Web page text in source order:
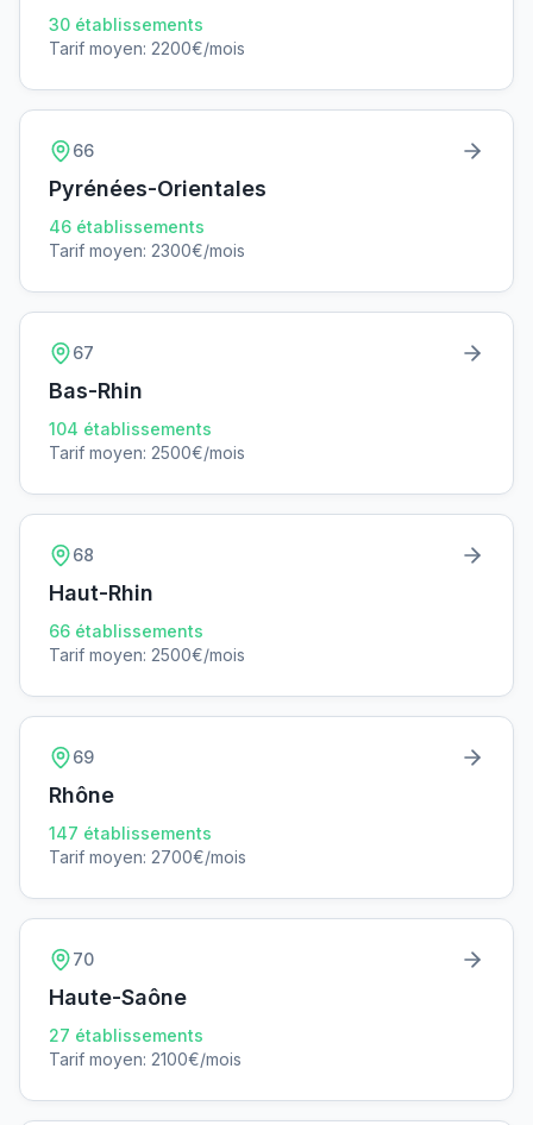
30 établissements
Tarif moyen: 2200€/mois
66
Pyrénées-Orientales
46 établissements
Tarif moyen: 2300€/mois
67
Bas-Rhin
104 établissements
Tarif moyen: 2500€/mois
68
Haut-Rhin
66 établissements
Tarif moyen: 2500€/mois
69
Rhône
147 établissements
Tarif moyen: 2700€/mois
70
Haute-Saône
27 établissements
Tarif moyen: 2100€/mois